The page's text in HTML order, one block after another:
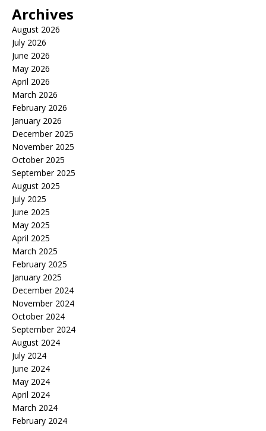
Archives
August 2026
July 2026
June 2026
May 2026
April 2026
March 2026
February 2026
January 2026
December 2025
November 2025
October 2025
September 2025
August 2025
July 2025
June 2025
May 2025
April 2025
March 2025
February 2025
January 2025
December 2024
November 2024
October 2024
September 2024
August 2024
July 2024
June 2024
May 2024
April 2024
March 2024
February 2024